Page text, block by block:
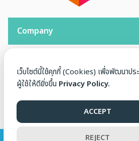
Company
Opening Hours
เว็บไซต์นี้ใช้คุกกี้ (Cookies) เพื่อพัฒนาปร
ผู้ใช้ให้ดียิ่งขึ้น Privacy Policy.
ACCEPT
REJECT